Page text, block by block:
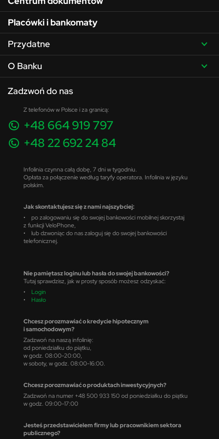
Placówki i bankomaty
Przydatne
O Banku
Zadzwoń do nas
Z telefonów w Polsce i za granicą:
+48 664 919 797
+48 22 692 24 84
Infolinia czynna całą dobę, 7 dni w tygodniu.
Opłata za połączenie według taryfy operatora. Infolinia w języku
polskim.
Jak skontaktujesz się z nami najszybciej:
• po zalogowaniu się do swojej bankowości mobilnej skorzystaj
z funkcji VeloPhone,
• lub dzwoniąc do nas zaloguj się do swojej bankowości
telefonicznej.
Nie pamiętasz loginu lub hasła do swojej bankowości?
Tutaj sprawdzisz, jak w prosty sposób możesz odzyskać:
• Login
• Hasło
Chcesz porozmawiać o kredycie hipotecznym
i samochodowym?
Zadzwoń na naszą infolinię:
od poniedziałku do piątku,
w godz. 08:00-20:00,
w soboty, w godz. 08:00-16:00.
Chcesz porozmawiać o produktach inwestycyjnych?
Zadzwoń na numer +48 500 933 150 od poniedziałku do piątku
w godz. 09:00-17:00
Jesteś przedstawicielem firmy lub pracownikiem sektora
publicznego?